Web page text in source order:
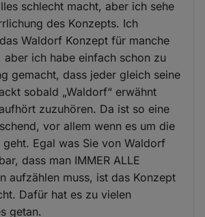
schlecht macht, aber ich sehe
des Konzepts. Ich
Waldorf Konzept für manche
ich habe einfach schon zu
gemacht, dass jeder gleich seine
sobald „Waldorf“ erwähnt
zuzuhören. Da ist so eine
vor allem wenn es um die
geht. Egal was Sie von Waldorf
dass man IMMER ALLE
aufzählen muss, ist das Konzept
Dafür hat es zu vielen
getan.